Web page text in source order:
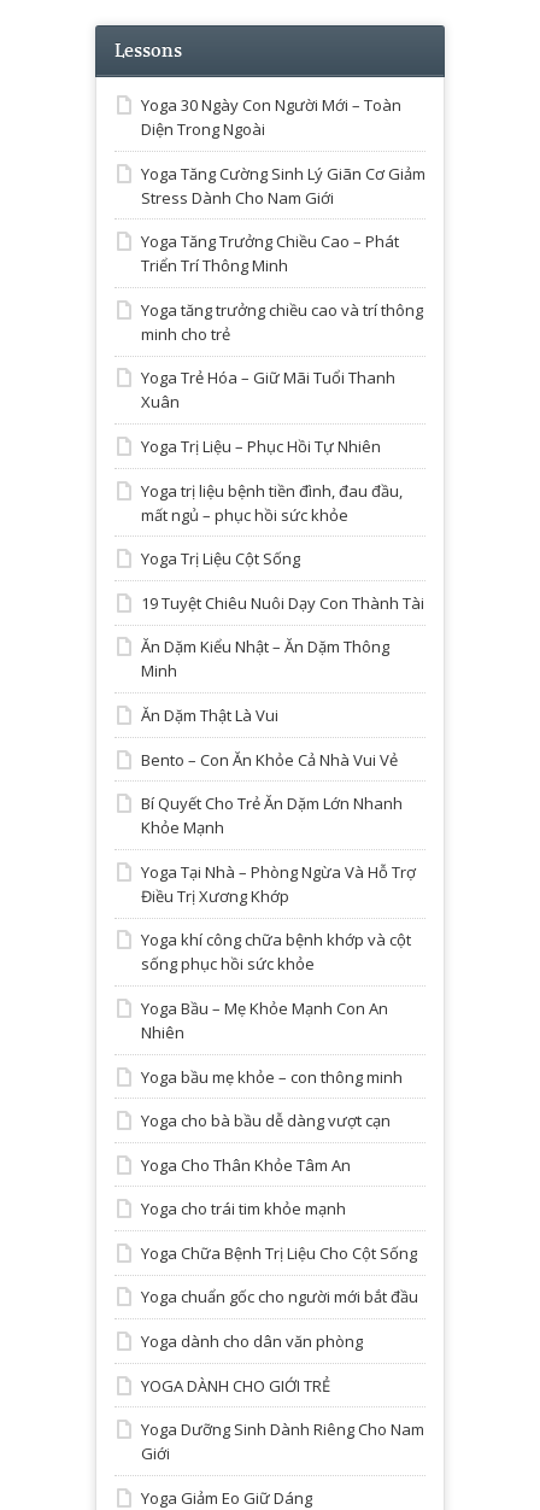
Lessons
Yoga 30 Ngày Con Người Mới – Toàn
Diện Trong Ngoài
Yoga Tăng Cường Sinh Lý Giãn Cơ Giảm
Stress Dành Cho Nam Giới
Yoga Tăng Trưởng Chiều Cao – Phát
Triển Trí Thông Minh
Yoga tăng trưởng chiều cao và trí thông
minh cho trẻ
Yoga Trẻ Hóa – Giữ Mãi Tuổi Thanh
Xuân
Yoga Trị Liệu – Phục Hồi Tự Nhiên
Yoga trị liệu bệnh tiền đình, đau đầu,
mất ngủ – phục hồi sức khỏe
Yoga Trị Liệu Cột Sống
19 Tuyệt Chiêu Nuôi Dạy Con Thành Tài
Ăn Dặm Kiểu Nhật – Ăn Dặm Thông
Minh
Ăn Dặm Thật Là Vui
Bento – Con Ăn Khỏe Cả Nhà Vui Vẻ
Bí Quyết Cho Trẻ Ăn Dặm Lớn Nhanh
Khỏe Mạnh
Yoga Tại Nhà – Phòng Ngừa Và Hỗ Trợ
Điều Trị Xương Khớp
Yoga khí công chữa bệnh khớp và cột
sống phục hồi sức khỏe
Yoga Bầu – Mẹ Khỏe Mạnh Con An
Nhiên
Yoga bầu mẹ khỏe – con thông minh
Yoga cho bà bầu dễ dàng vượt cạn
Yoga Cho Thân Khỏe Tâm An
Yoga cho trái tim khỏe mạnh
Yoga Chữa Bệnh Trị Liệu Cho Cột Sống
Yoga chuẩn gốc cho người mới bắt đầu
Yoga dành cho dân văn phòng
YOGA DÀNH CHO GIỚI TRẺ
Yoga Dưỡng Sinh Dành Riêng Cho Nam
Giới
Yoga Giảm Eo Giữ Dáng